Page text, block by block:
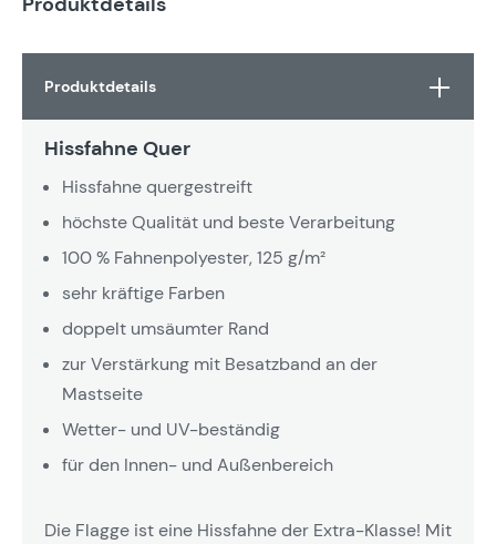
Produktdetails
Hissfahne Quer
Hissfahne quergestreift
höchste Qualität und beste Verarbeitung
100 % Fahnenpolyester, 125 g/m²
sehr kräftige Farben
doppelt umsäumter Rand
zur Verstärkung mit Besatzband an der
Mastseite
Wetter- und UV-beständig
für den Innen- und Außenbereich
Die Flagge ist eine Hissfahne der Extra-Klasse! Mit